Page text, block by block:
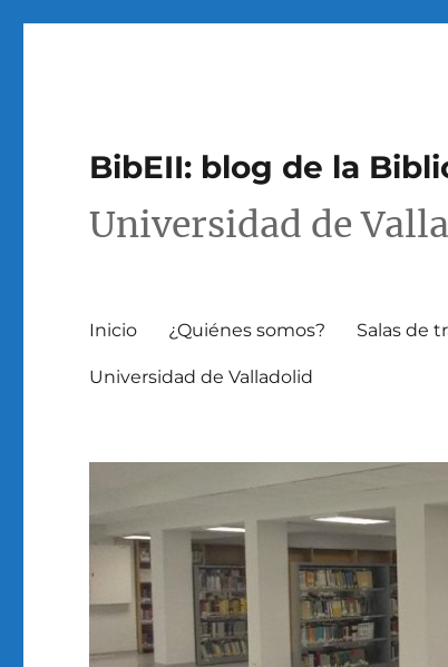
BibEII: blog de la
Universidad de
Inicio ¿Quiénes somos? Salas de
Universidad de Valladolid